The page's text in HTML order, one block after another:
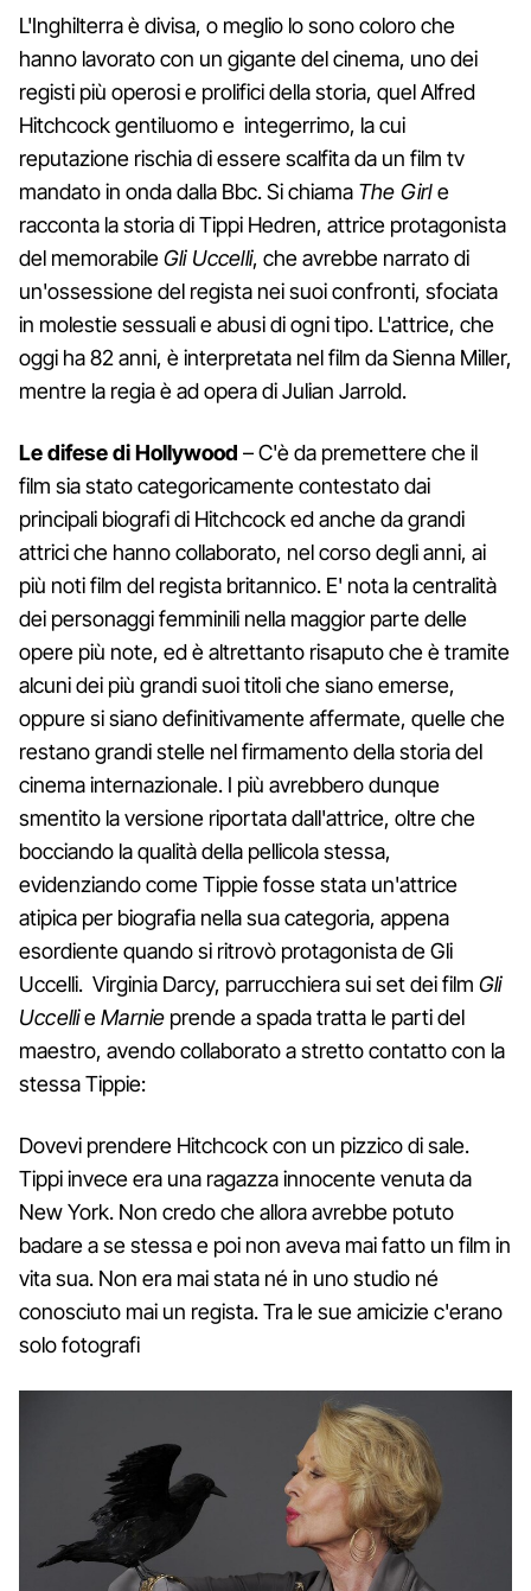
L'Inghilterra è divisa, o meglio lo sono coloro che
hanno lavorato con un gigante del cinema, uno dei
registi più operosi e prolifici della storia, quel Alfred
Hitchcock gentiluomo e integerrimo, la cui
reputazione rischia di essere scalfita da un film tv
mandato in onda dalla Bbc. Si chiama The Girle
racconta la storia di Tippi Hedren, attrice protagonista
del memorabileGli Uccelli, che avrebbe narrato di
un'ossessione del regista nei suoi confronti, sfociata
in molestie sessuali e abusi di ogni tipo. L'attrice, che
oggi ha 82 anni, è interpretata nel film da Sienna Miller,
mentre la regia è ad opera di Julian Jarrold.
Le difese di Hollywood – C'è da premettere che il
film sia stato categoricamente contestato dai
principali biografi di Hitchcock ed anche da grandi
attrici che hanno collaborato, nel corso degli anni, ai
più noti film del regista britannico. E' nota la centralità
dei personaggi femminili nella maggior parte delle
opere più note, ed è altrettanto risaputo che è tramite
alcuni dei più grandi suoi titoli che siano emerse,
oppure si siano definitivamente affermate, quelle che
restano grandi stelle nel firmamento della storia del
cinema internazionale. I più avrebbero dunque
smentito la versione riportata dall'attrice, oltre che
bocciando la qualità della pellicola stessa,
evidenziando come Tippie fosse stata un'attrice
atipica per biografia nella sua categoria, appena
esordiente quando si ritrovò protagonista de Gli
Uccelli. Virginia Darcy, parrucchiera sui set dei film Gli
UccellieMarnie prende a spada tratta le parti del
maestro, avendo collaborato a stretto contatto con la
stessa Tippie:
Dovevi prendere Hitchcock con un pizzico di sale.
Tippi invece era una ragazza innocente venuta da
New York. Non credo che allora avrebbe potuto
badare a se stessa e poi non aveva mai fatto un film in
vita sua. Non era mai stata né in uno studio né
conosciuto mai un regista. Tra le sue amicizie c'erano
solo fotografi